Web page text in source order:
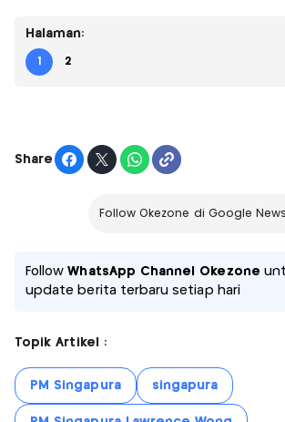
Halaman:
1 2
Share
Follow Okezone di Google News
FollowWhatsApp Channel Okezone
update berita terbaru setiap hari
Topik Artikel :
PM Singapura singapura